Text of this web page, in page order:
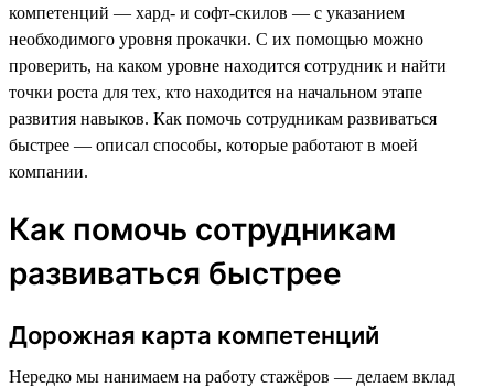
компетенций — хард- и софт-скилов — с указанием
необходимого уровня прокачки. С их помощью можно
проверить, на каком уровне находится сотрудник и найти
точки роста для тех, кто находится на начальном этапе
развития навыков. Как помочь сотрудникам развиваться
быстрее — описал способы, которые работают в моей
компании.
Как помочь сотрудникам
развиваться быстрее
Дорожная карта компетенций
Нередко мы нанимаем на работу стажёров — делаем вклад